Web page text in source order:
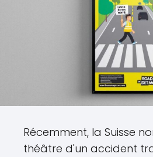
Récemment, la Suisse
théâtre d'un accident